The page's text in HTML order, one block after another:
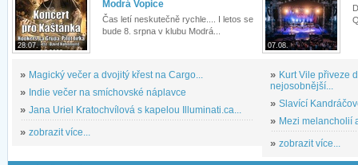
28.07.
Modrá Vopice
Čas letí neskutečně rychle.... I letos se
bude 8. srpna v klubu Modrá...
» Magický večer a dvojitý křest na Cargo...
» Indie večer na smíchovské náplavce
» Jana Uriel Kratochvílová s kapelou Illuminati.ca...
» zobrazit více...
07.08.
» Kurt Vile přiveze
nejosobnější...
» Slavící
» Mezi melancholií
» zobrazit více...